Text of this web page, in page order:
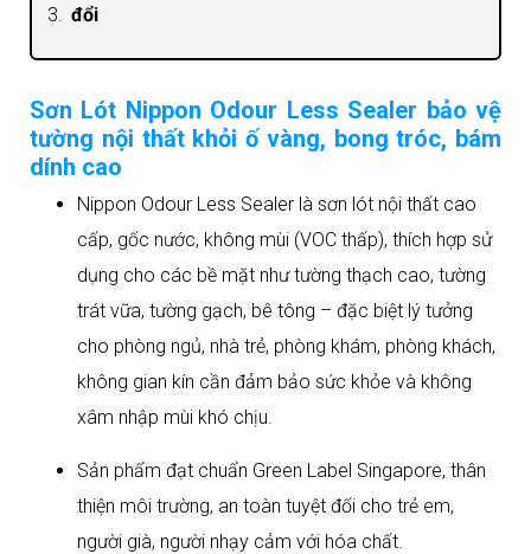
đổi
Sơn Lót Nippon Odour Less Sealer bảo vệ
tường nội thất khỏi ố vàng, bong tróc, bám
dính cao
Nippon Odour Less Sealer là sơn lót nội thất cao
cấp, gốc nước, không mùi (VOC thấp), thích hợp sử
dụng cho các bề mặt như tường thạch cao, tường
trát vữa, tường gạch, bê tông – đặc biệt lý tưởng
cho phòng ngủ, nhà trẻ, phòng khám, phòng khách,
không gian kín cần đảm bảo sức khỏe và không
xâm nhập mùi khó chịu.​
Sản phẩm đạt chuẩn Green Label Singapore, thân
thiện môi trường, an toàn tuyệt đối cho trẻ em,
người già, người nhạy cảm với hóa chất.​